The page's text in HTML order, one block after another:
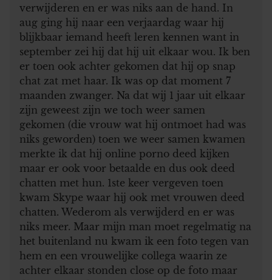
verwijderen en er was niks aan de hand. In
aug ging hij naar een verjaardag waar hij
blijkbaar iemand heeft leren kennen want in
september zei hij dat hij uit elkaar wou. Ik ben
er toen ook achter gekomen dat hij op snap
chat zat met haar. Ik was op dat moment 7
maanden zwanger. Na dat wij 1 jaar uit elkaar
zijn geweest zijn we toch weer samen
gekomen (die vrouw wat hij ontmoet had was
niks geworden) toen we weer samen kwamen
merkte ik dat hij online porno deed kijken
maar er ook voor betaalde en dus ook deed
chatten met hun. 1ste keer vergeven toen
kwam Skype waar hij ook met vrouwen deed
chatten. Wederom als verwijderd en er was
niks meer. Maar mijn man moet regelmatig na
het buitenland nu kwam ik een foto tegen van
hem en een vrouwelijke collega waarin ze
achter elkaar stonden close op de foto maar